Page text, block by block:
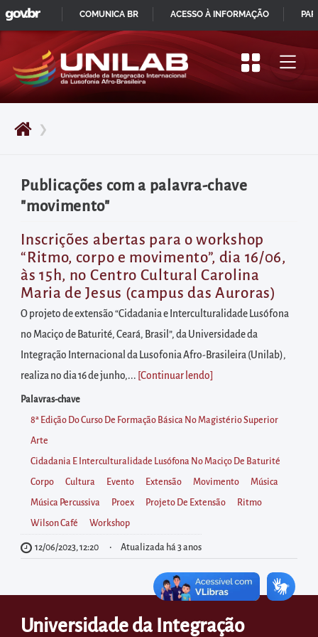
Pular
para
início
do
principal
Acessar
diretamente
o
menu
principal
Acessar
diretamente
à
área
para
realizar
buscas
internas
Acessar
diretamente
as
informações
postas
❯
Publicações com a palavra-chave
"movimento"
Inscrições abertas para o workshop
“Ritmo, corpo e movimento”, dia 16/06,
às 15h, no Centro Cultural Carolina
Maria de Jesus (campus das Auroras)
O projeto de extensão “Cidadania e Interculturalidade Lusófona
no Maciço de Baturité, Ceará, Brasil”, da Universidade da
Integração Internacional da Lusofonia Afro-Brasileira (Unilab),
realiza no dia 16 de junho,... [Continuar lendo
Palavras-chave
8ª Edição Do Curso De Formação Básica No Magistério Superior
Arte
Cidadania E Interculturalidade Lusófona No Maciço De Baturité
Corpo Cultura Evento Extensão Movimento Música
Música Percussiva Proex Projeto De Extensão Ritmo
Wilson Café Workshop
12/06/2023, 12:20 Atualizada há 3 anos
Universidade da Integração
IR
PARA
CONTEÚDO
GOVBR
COMUNICA BR ACESSO À INFORMAÇÃO